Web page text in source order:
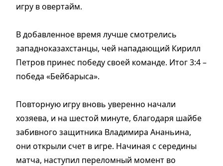
игру в овертайм.
В добавленное время лучше смотрелись
западноказахстанцы, чей нападающий Кирилл
Петров принес победу своей команде. Итог 3:4 –
победа «Бейбарыса».
Повторную игру вновь уверенно начали
хозяева, и на шестой минуте, благодаря шайбе
забивного защитника Владимира Ананьина,
они открыли счет в игре. Начиная с середины
матча, наступил переломный момент во